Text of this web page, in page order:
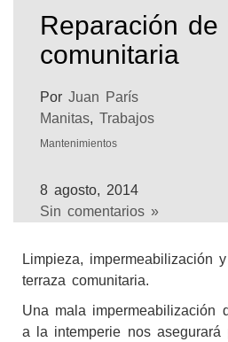
Reparación de
comunitaria
PorJuan París
Manitas,Trabajos
Mantenimientos
8 agosto, 2014
Sin comentarios »
Limpieza, impermeabilización
terraza comunitaria.
Una mala impermeabilización
a la intemperie nos asegurará